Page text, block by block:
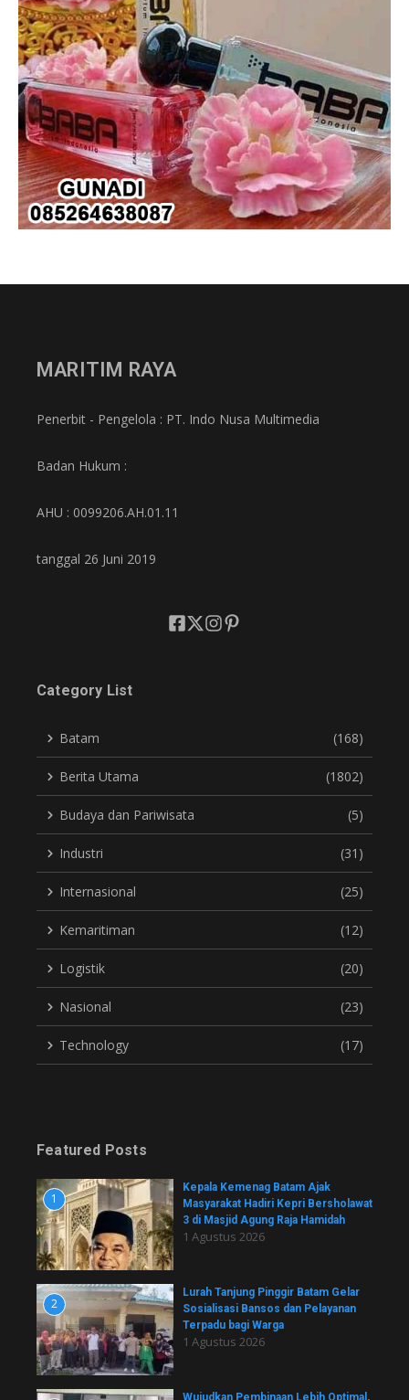
MARITIM RAYA
Penerbit - Pengelola : PT. Indo Nusa Multimedia
Badan Hukum :
AHU : 0099206.AH.01.11
tanggal 26 Juni 2019
Category List
Batam (168)
Berita Utama (1802)
Budaya dan Pariwisata (5)
Industri (31)
Internasional (25)
Kemaritiman (12)
Logistik (20)
Nasional (23)
Technology (17)
Featured Posts
1
Kepala Kemenag Batam Ajak
Masyarakat Hadiri Kepri Bersholawat
3 di Masjid Agung Raja Hamidah
1 Agustus 2026
2
Lurah Tanjung Pinggir Batam Gelar
Sosialisasi Bansos dan Pelayanan
Terpadu bagi Warga
1 Agustus 2026